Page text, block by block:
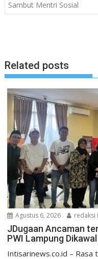
pos
Sambut Mentri Sosial
Related posts
Agustus 6, 2026 redaksi
JDugaan Ancaman
PWI Lampung
Intisarinews.co.id – Rasa